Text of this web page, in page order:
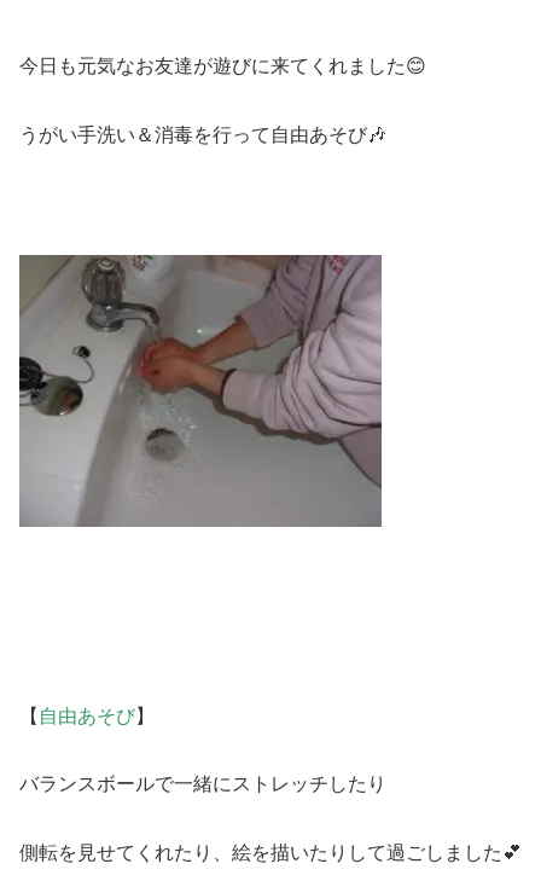
今日も元気なお友達が遊びに来てくれました😊
うがい手洗い＆消毒を行って自由あそび🎶
【 自由あそび】
バランスボールで一緒にストレッチしたり
側転を見せてくれたり、絵を描いたりして過ごしました💕